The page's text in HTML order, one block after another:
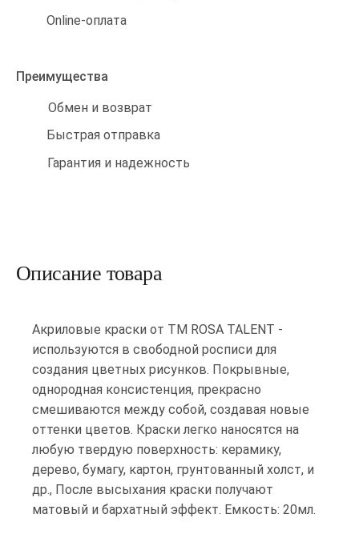
Online-оплата
Преимущества
Обмен и возврат
Быстрая отправка
Гарантия и надежность
Описание товара
Акриловые краски от ТМ ROSA TALENT -
используются в свободной росписи для
создания цветных рисунков. Покрывные,
однородная консистенция, прекрасно
смешиваются между собой, создавая новые
оттенки цветов. Краски легко наносятся на
любую твердую поверхность: керамику,
дерево, бумагу, картон, грунтованный холст, и
др., После высыхания краски получают
матовый и бархатный эффект. Емкость: 20мл.